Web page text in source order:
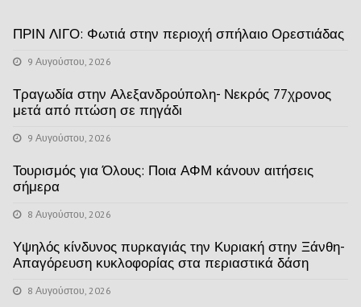
ΠΡΙΝ ΛΙΓΟ: Φωτιά στην περιοχή σπήλαιο Ορεστιάδας
9 Αυγούστου, 2026
Τραγωδία στην Αλεξανδρούπολη- Νεκρός 77χρονος
μετά από πτώση σε πηγάδι
9 Αυγούστου, 2026
Τουρισμός για Όλους: Ποια ΑΦΜ κάνουν αιτήσεις
σήμερα
8 Αυγούστου, 2026
Υψηλός κίνδυνος πυρκαγιάς την Κυριακή στην Ξάνθη-
Απαγόρευση κυκλοφορίας στα περιαστικά δάση
8 Αυγούστου, 2026